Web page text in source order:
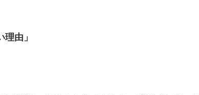
由」